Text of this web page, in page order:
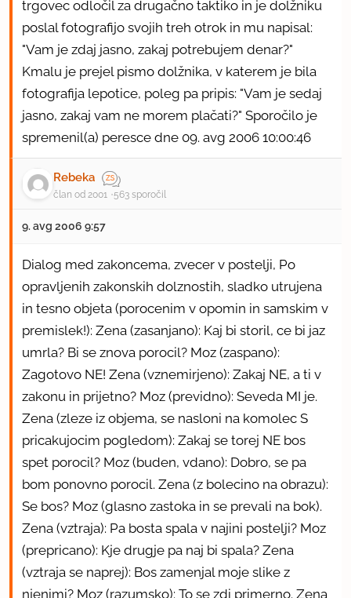
trgovec odločil za drugačno taktiko in je dolžniku
poslal fotografijo svojih treh otrok in mu napisal:
"Vam je zdaj jasno, zakaj potrebujem denar?"
Kmalu je prejel pismo dolžnika, v katerem je bila
fotografija lepotice, poleg pa pripis: "Vam je sedaj
jasno, zakaj vam ne morem plačati?" Sporočilo je
spremenil(a) peresce dne 09. avg 2006 10:00:46
Rebeka
član od 2001 563 sporočil
9. avg 2006 9:57
Dialog med zakoncema, zvecer v postelji, Po
opravljenih zakonskih dolznostih, sladko utrujena
in tesno objeta (porocenim v opomin in samskim v
premislek!): Zena (zasanjano): Kaj bi storil, ce bi jaz
umrla? Bi se znova porocil? Moz (zaspano):
Zagotovo NE! Zena (vznemirjeno): Zakaj NE, a ti v
zakonu in prijetno? Moz (previdno): Seveda MI je.
Zena (zleze iz objema, se nasloni na komolec S
pricakujocim pogledom): Zakaj se torej NE bos
spet porocil? Moz (buden, vdano): Dobro, se pa
bom ponovno porocil. Zena (z bolecino na obrazu):
Se bos? Moz (glasno zastoka in se prevali na bok).
Zena (vztraja): Pa bosta spala v najini postelji? Moz
(prepricano): Kje drugje pa naj bi spala? Zena
(vztraja se naprej): Bos zamenjal moje slike z
njenimi? Moz (razumsko): To se zdi primerno. Zena